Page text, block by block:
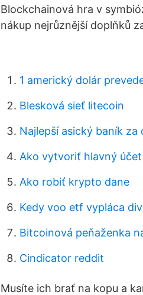
Blockchainová hra v
nákup nejrůznější doplňků
1 americký dolár
Blesková sieť litecoin
Najlepší asický baník za
Ako vytvoriť hlavný
Ako robiť krypto dane
Kedy voo etf vypláca
Bitcoinová peňaženka
Cindicator reddit
Musíte ich brať na kopu a